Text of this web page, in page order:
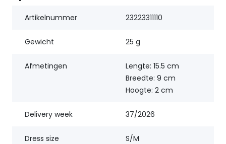
Artikelnummer 23223311110
Gewicht 25 g
Afmetingen
Lengte: 15.5 cm
Breedte: 9 cm
Hoogte: 2 cm
Delivery week 37/2026
Dress size S/M